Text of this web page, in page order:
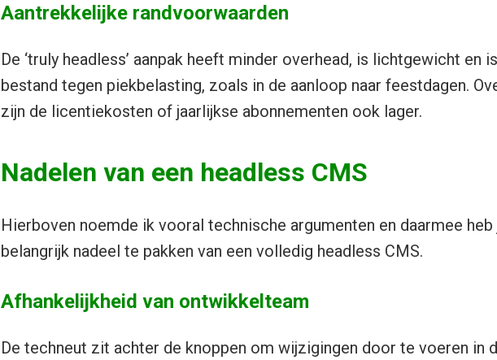
Aantrekkelijke randvoorwaarden
De ‘truly headless’ aanpak heeft minder overhead, is lichtgewicht en
bestand tegen piekbelasting, zoals in de aanloop naar feestdagen.
zijn de licentiekosten of jaarlijkse abonnementen ook lager.
Nadelen van een headless CMS
Hierboven noemde ik vooral technische argumenten en daarmee
belangrijk nadeel te pakken van een volledig headless CMS.
Afhankelijkheid van ontwikkelteam
De techneut zit achter de knoppen om wijzigingen door te voeren in